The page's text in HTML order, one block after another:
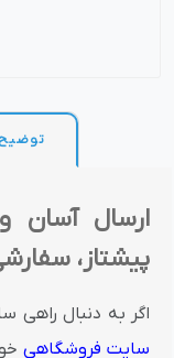
ارسال آسان
پیشتاز،
اگر به دنبال راهی
سایت فروشگاهی